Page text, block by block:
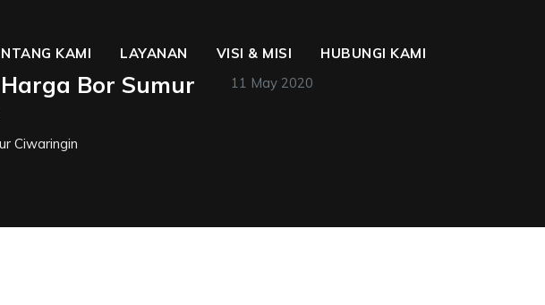
KAMI LAYANAN VISI & MISI
HUBUNGI KAMI
11 May 2020
Bor Sumur
Ciwaringin